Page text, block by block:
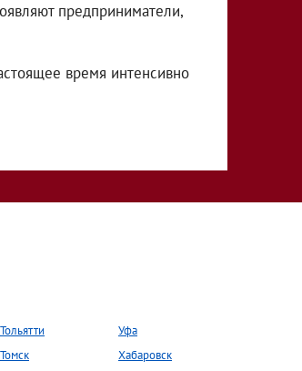
предприниматели,
время интенсивно
Тольятти
Томск
Уфа
Хабаровск